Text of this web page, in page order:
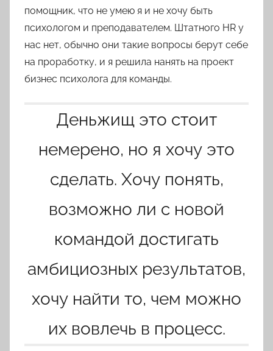
помощник, что не умею я и не хочу быть
психологом и преподавателем. Штатного HR у
нас нет, обычно они такие вопросы берут себе
на проработку, и я решила нанять на проект
бизнес психолога для команды.
Деньжищ это стоит
немерено, но я хочу это
сделать. Хочу понять,
возможно ли с новой
командой достигать
амбициозных результатов,
хочу найти то, чем можно
их вовлечь в процесс.